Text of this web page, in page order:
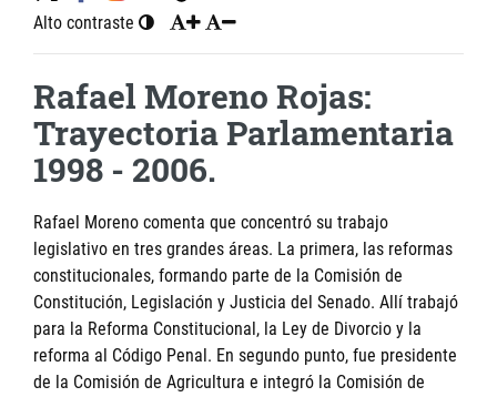
Alto contraste
Rafael Moreno Rojas:
Trayectoria Parlamentaria
1998 - 2006.
Rafael Moreno comenta que concentró su trabajo
legislativo en tres grandes áreas. La primera, las reformas
constitucionales, formando parte de la Comisión de
Constitución, Legislación y Justicia del Senado. Allí trabajó
para la Reforma Constitucional, la Ley de Divorcio y la
reforma al Código Penal. En segundo punto, fue presidente
de la Comisión de Agricultura e integró la Comisión de